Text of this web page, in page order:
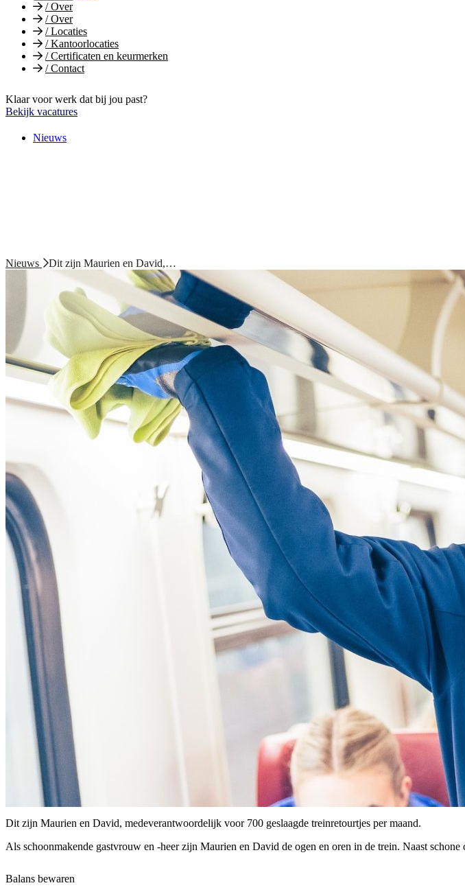
/Over
/Over
/Locaties
/Kantoorlocaties
/Certificaten en keurmerken
/Contact
Klaar voor werk dat bij jou past?
Bekijk vacatures
Nieuws
Nieuws Dit zijn Maurien en David,…
Dit zijn Maurien en David, medeverantwoordelijk voor 700 geslaagde treinretourtjes per maand.
Als schoonmakende gastvrouw en -heer zijn Maurien en David de ogen en oren in de trein. Naast
Balans bewaren